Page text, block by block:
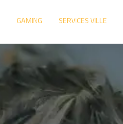
GAMING SERVICES VILLE